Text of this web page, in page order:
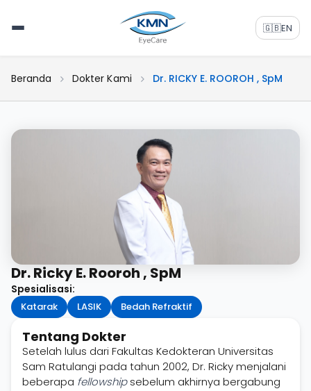
🇬🇧EN
Beranda Dokter Kami Dr. RICKY E. ROOROH , SpM
Dr. Ricky E. Rooroh , SpM
Spesialisasi:
Katarak LASIK Bedah Refraktif
Tentang Dokter
Setelah lulus dari Fakultas Kedokteran Universitas
Sam Ratulangi pada tahun 2002, Dr. Ricky menjalani
beberapa fellowshipsebelum akhirnya bergabung